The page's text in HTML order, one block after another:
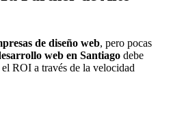
de diseño web, pero pocas
web en Santiago debe
ROI a través de la velocidad